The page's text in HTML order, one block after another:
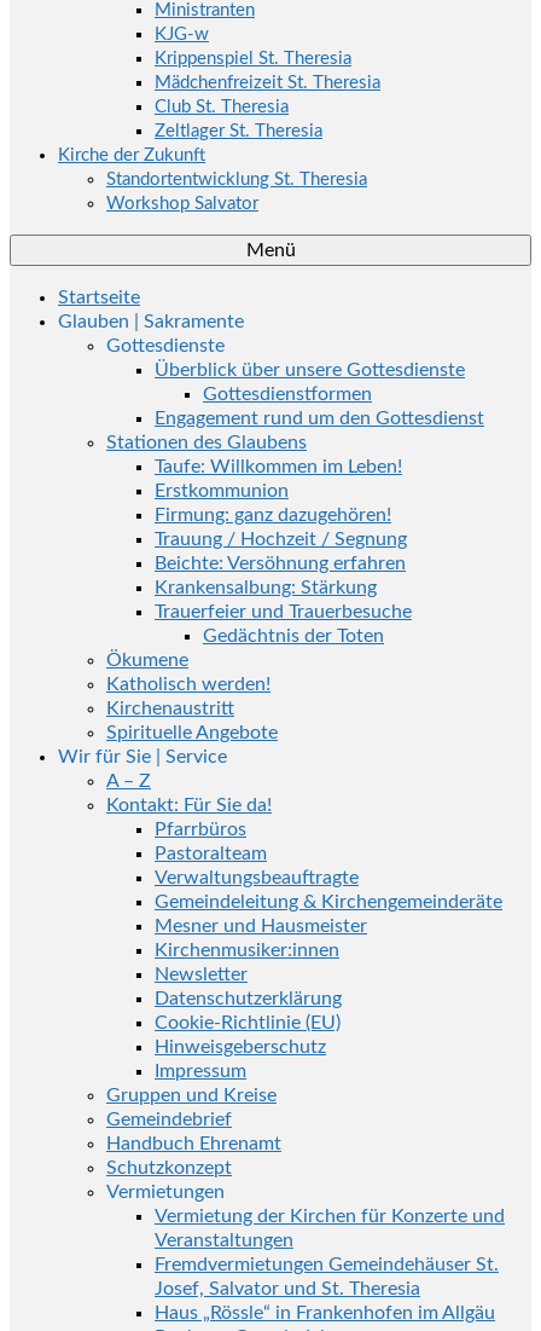
Ministranten
KJG-w
Krippenspiel St. Theresia
Mädchenfreizeit St. Theresia
Club St. Theresia
Zeltlager St. Theresia
Kirche der Zukunft
Standortentwicklung St. Theresia
Workshop Salvator
Menü
Startseite
Glauben | Sakramente
Gottesdienste
Überblick über unsere Gottesdienste
Gottesdienstformen
Engagement rund um den Gottesdienst
Stationen des Glaubens
Taufe: Willkommen im Leben!
Erstkommunion
Firmung: ganz dazugehören!
Trauung / Hochzeit / Segnung
Beichte: Versöhnung erfahren
Krankensalbung: Stärkung
Trauerfeier und Trauerbesuche
Gedächtnis der Toten
Ökumene
Katholisch werden!
Kirchenaustritt
Spirituelle Angebote
Wir für Sie | Service
A – Z
Kontakt: Für Sie da!
Pfarrbüros
Pastoralteam
Verwaltungsbeauftragte
Gemeindeleitung & Kirchengemeinderäte
Mesner und Hausmeister
Kirchenmusiker:innen
Newsletter
Datenschutzerklärung
Cookie-Richtlinie (EU)
Hinweisgeberschutz
Impressum
Gruppen und Kreise
Gemeindebrief
Handbuch Ehrenamt
Schutzkonzept
Vermietungen
Vermietung der Kirchen für Konzerte und
Veranstaltungen
Fremdvermietungen Gemeindehäuser St.
Josef, Salvator und St. Theresia
Haus „Rössle“ in Frankenhofen im Allgäu